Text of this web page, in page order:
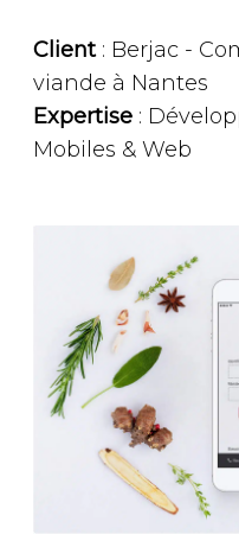
Client: Berjac -
viande à Nantes
Expertise :
Mobiles & Web